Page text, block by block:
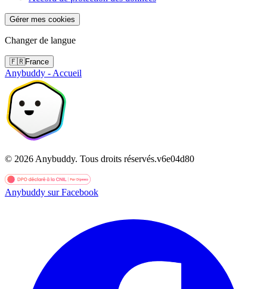
Gérer mes cookies
Changer de langue
🇫🇷France
Anybuddy - Accueil
© 2026 Anybuddy. Tous droits réservés.v6e04d80
Anybuddy sur Facebook